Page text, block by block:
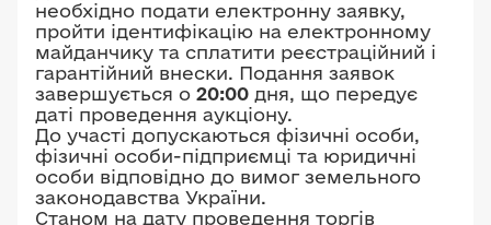
необхідно подати електронну заявку,
пройти ідентифікацію на електронному
майданчику та сплатити реєстраційний і
гарантійний внески. Подання заявок
завершується о 20:00 дня, що передує
даті проведення аукціону.
До участі допускаються фізичні особи,
фізичні особи-підприємці та юридичні
особи відповідно до вимог земельного
законодавства України.
Станом на дату проведення торгів